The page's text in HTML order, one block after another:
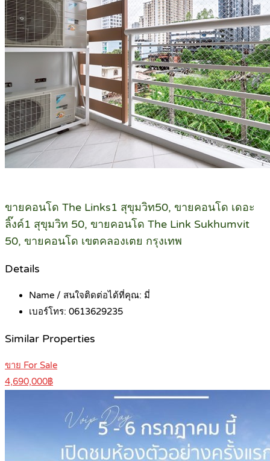
ขายคอนโด The Links1 สุขุมวิท50, ขายคอนโด เดอะ
ลิ๊งค์1 สุขุมวิท 50, ขายคอนโด The Link Sukhumvit
50, ขายคอนโด เขตคลองเตย กรุงเทพ
Details
Name / สนใจติดต่อได้ที่คุณ: มี่
เบอร์โทร: 0613629235
Similar Properties
ขาย For Sale
4,690,000฿